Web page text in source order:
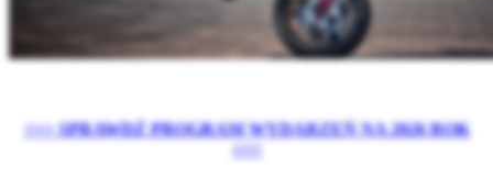
>>> SPRAWDŹ PROGRAM WYDARZEŃ NA 2026 ROK
<<<